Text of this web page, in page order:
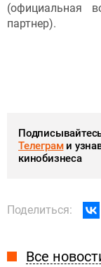
(официальная
партнер).
Телеграми
кинобизнеса
Поделиться:
Все